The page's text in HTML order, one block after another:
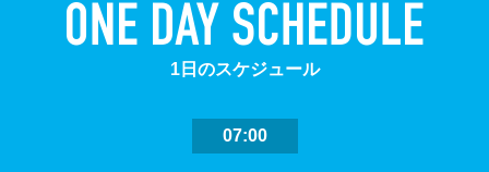
1日のスケジュール
07:00